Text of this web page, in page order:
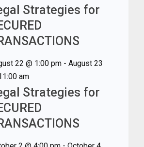
Strategies for
22 @ 1:00 pm- August 23
am
Strategies for